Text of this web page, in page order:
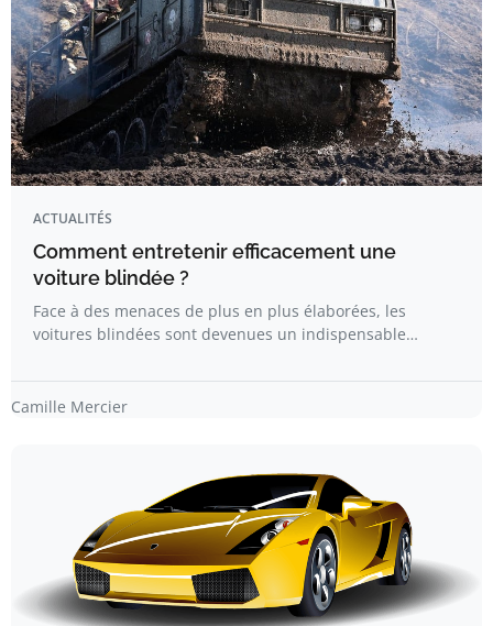
ACTUALITÉS
Comment entretenir efficacement une
voiture blindée ?
Face à des menaces de plus en plus élaborées, les
voitures blindées sont devenues un indispensable…
Camille Mercier